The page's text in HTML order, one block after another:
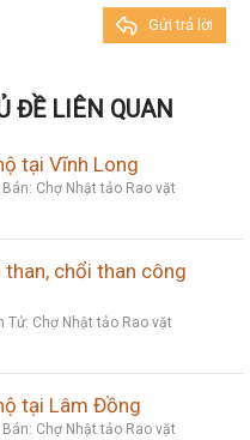
Gửi trả lời
ĐỀ LIÊN QUAN
tại Vĩnh Long
Bán: Chợ Nhật tảo Rao vặt
chổi than công
Tử: Chợ Nhật tảo Rao vặt
tại Lâm Đồng
Bán: Chợ Nhật tảo Rao vặt